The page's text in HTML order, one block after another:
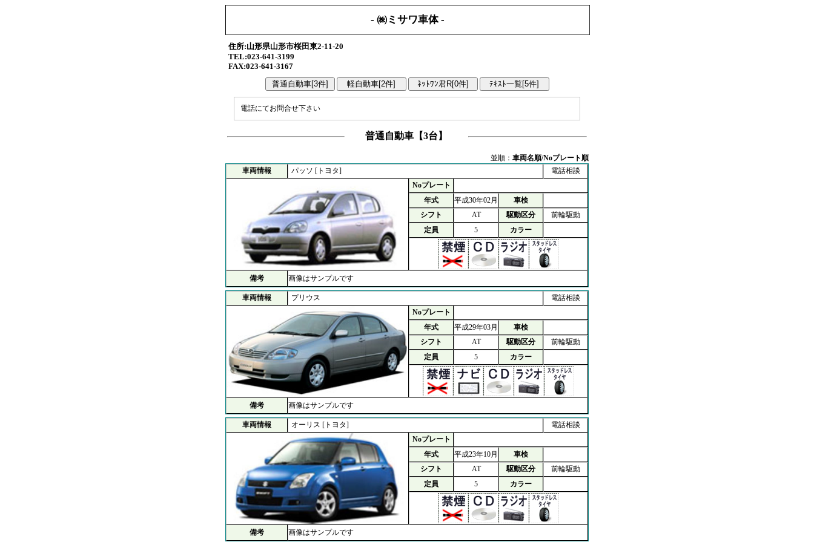
- ㈱ミサワ車体 -
住所:山形県山形市桜田東2-11-20
TEL:023-641-3199
FAX:023-641-3167
電話にてお問合せ下さい
普通自動車【3台】
並順： 車両名順/Noプレート順
車両情報
パッソ [トヨタ]
電話相談
Noプレート
年式
平成30年02月
車検
シフト
AT 駆動区分
前輪駆動
定員
5 カラー
備考 画像はサンプルです
車両情報 プリウス
電話相談
Noプレート
年式
平成29年03月
車検
シフト
AT 駆動区分
前輪駆動
定員
5 カラー
備考 画像はサンプルです
車両情報 オーリス [トヨタ]
電話相談
Noプレート
年式
平成23年10月
車検
シフト
AT 駆動区分
前輪駆動
定員
5 カラー
備考 画像はサンプルです